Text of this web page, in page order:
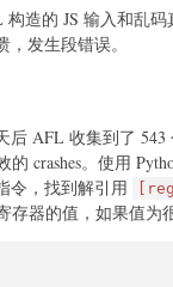
".js"):
files
造的 JS 输入和乱
发生段错误。
AFL 收集到了 543
crashes。使用
令，找到解引用
器的值，如果值为